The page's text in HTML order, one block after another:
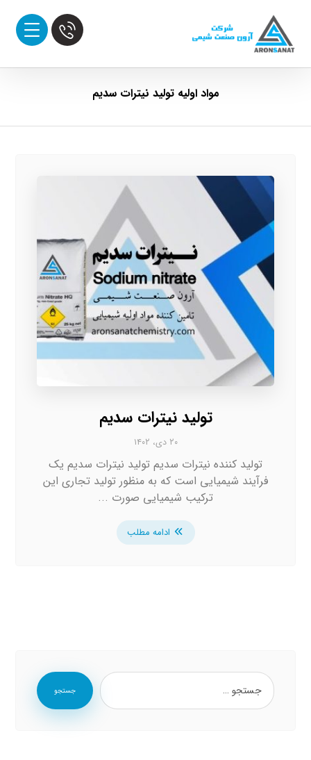
مواد اولیه تولید نیترات سدیم
تولید نیترات سدیم
۲۰ دی، ۱۴۰۲
تولید کننده نیترات سدیم تولید نیترات سدیم یک
فرآیند شیمیایی است که به منظور تولید تجاری این
ترکیب شیمیایی صورت ...
ادامه مطلب
جستجو